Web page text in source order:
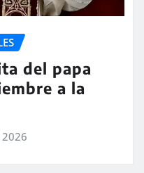
del papa
a la